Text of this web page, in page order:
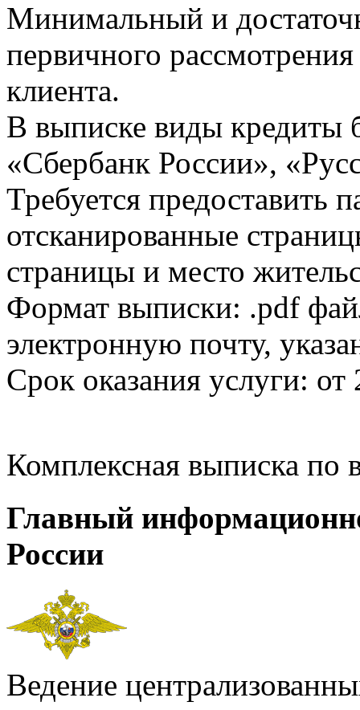
Минимальный и
первичного
клиента.
В выписке виды кредиты
«Сбербанк России»,
Требуется предоставить
отсканированные
страницы и место
Формат выписки: .pdf
электронную почту,
Срок оказания услуги: от
Комплексная выписка
Главный
России
Ведение